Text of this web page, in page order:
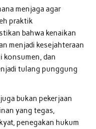
menjaga agar
praktik
bahwa kenaikan
menjadi kesejahteraan
konsumen, dan
tulang punggung
bukan pekerjaan
yang tegas,
penegakan hukum